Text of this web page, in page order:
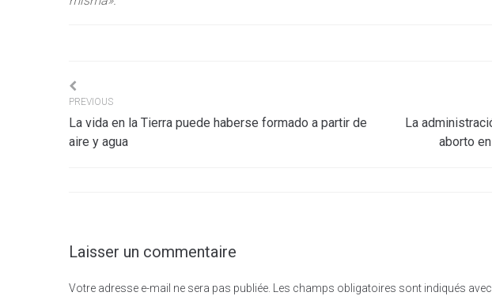
Navigation
de
PREVIOUS
La vida en la Tierra puede haberse formado a partir de
aire y agua
La
aborto
Laisser un commentaire
Votre adresse e-mail ne sera pas publiée. Les champs obligatoires sont indiqués avec